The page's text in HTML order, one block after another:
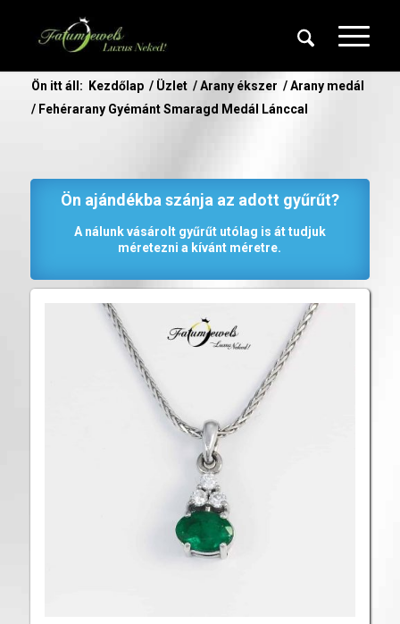
Ön itt áll: Kezdőlap / Üzlet / Arany ékszer / Arany medál
/ Fehérarany Gyémánt Smaragd Medál Lánccal
Ön ajándékba szánja az adott gyűrűt?
A nálunk vásárolt gyűrűt utólag is át tudjuk
méretezni a kívánt méretre.